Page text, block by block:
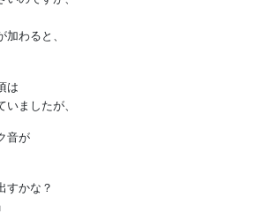
、
くい場所に
ン性がある
しょう。
が響き渡ります。